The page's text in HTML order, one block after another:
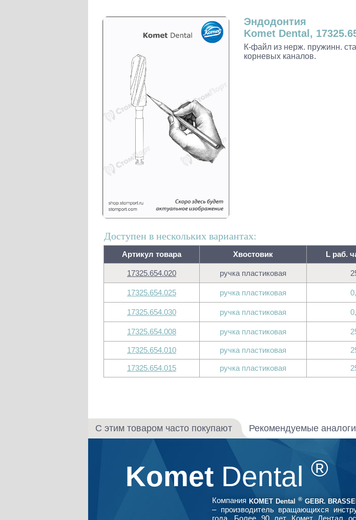
Наконечники и переходники KaVo
Эндодонтия
Komet Dental,
К-файл из нерж. пружинн.
корневых каналов.
Доступен в нескольких вариантах:
Артикул товара Хвостовик L раб.
17325.654.020 ручка пластиковая
17325.654.025 ручка пластиковая
17325.654.030 ручка пластиковая
17325.654.008 ручка пластиковая
17325.654.010 ручка пластиковая
17325.654.015 ручка пластиковая
С этим товаром часто покупают Рекомендуемые аналоги
Komet Dental ®
Компания KOMET Dental ®GEBR.
– производитель вращающихся
года. Более 90 лет Комет Дентал